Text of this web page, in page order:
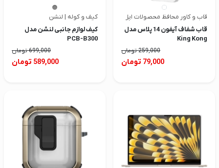
قاب و کاور محافظ محصولات اپل | متفرقه
قاب شفاف آیفون 14 پلاس مدل
King Kong
259,000تومان
79,000 تومان
کیف و کوله | لنشن
کیف لوازم جانبی لنشن مدل
PCB-B300
699,000تومان
589,000 تومان